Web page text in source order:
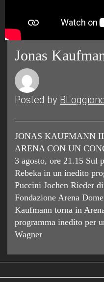
Jonas
Posted by
JONAS KAUFMANN
ARENA CON UN
3 agosto, ore 21.15 Sul
Rebeka in un inedito
Puccini Jochen Rieder
Fondazione Arena
Kaufmann torna in
programma inedito per
Wagner